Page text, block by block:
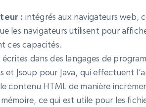
: intégrés aux navigateurs web,
les navigateurs utilisent pour
ces capacités.
dans des langages de
Jsoup pour Java, qui effectuent
contenu HTML de manière
ce qui est utile pour les